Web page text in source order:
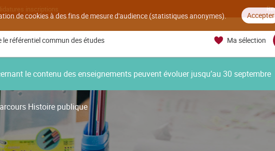
de cookies à des fins de mesure d'audience (statistiques anonymes). Accepter
inscriptions
le référentiel commun des études Ma sélection
le contenu des enseignements peuvent évoluer jusqu’au 30 septembre
Histoire publique